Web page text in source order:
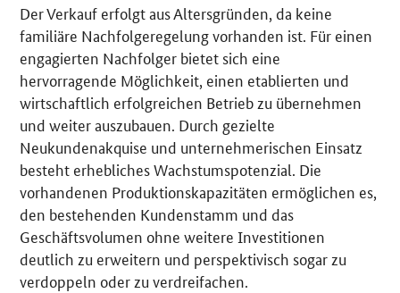
Der Verkauf erfolgt aus Altersgründen, da keine
familiäre Nachfolgeregelung vorhanden ist. Für einen
engagierten Nachfolger bietet sich eine
hervorragende Möglichkeit, einen etablierten und
wirtschaftlich erfolgreichen Betrieb zu übernehmen
und weiter auszubauen. Durch gezielte
Neukundenakquise und unternehmerischen Einsatz
besteht erhebliches Wachstumspotenzial. Die
vorhandenen Produktionskapazitäten ermöglichen es,
den bestehenden Kundenstamm und das
Geschäftsvolumen ohne weitere Investitionen
deutlich zu erweitern und perspektivisch sogar zu
verdoppeln oder zu verdreifachen.